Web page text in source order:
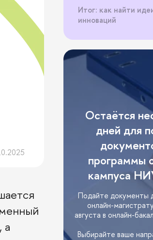
Итог: как найти
инноваций
Остаётся
дней для
программы
кампуса
Подайте документы
онлайн-
августа в онлайн-
Выбирайте ваше
а